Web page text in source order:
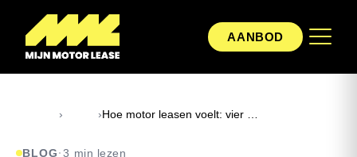
AANBOD
› ›
BLOG ·3 min lezen